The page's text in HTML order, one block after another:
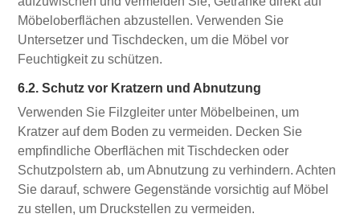
Möbeloberflächen abzustellen. Verwenden Sie
Untersetzer und Tischdecken, um die Möbel vor
Feuchtigkeit zu schützen.
6.2. Schutz vor Kratzern und Abnutzung
Verwenden Sie Filzgleiter unter Möbelbeinen, um
Kratzer auf dem Boden zu vermeiden. Decken Sie
empfindliche Oberflächen mit Tischdecken oder
Schutzpolstern ab, um Abnutzung zu verhindern. Achten
Sie darauf, schwere Gegenstände vorsichtig auf Möbel
zu stellen, um Druckstellen zu vermeiden.